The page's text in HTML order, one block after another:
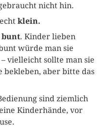
nicht hin.
klein.
. Kinder lieben
würde man sie
vielleicht sollte man sie
aber bitte das
sind ziemlich
Kinderhände, vor